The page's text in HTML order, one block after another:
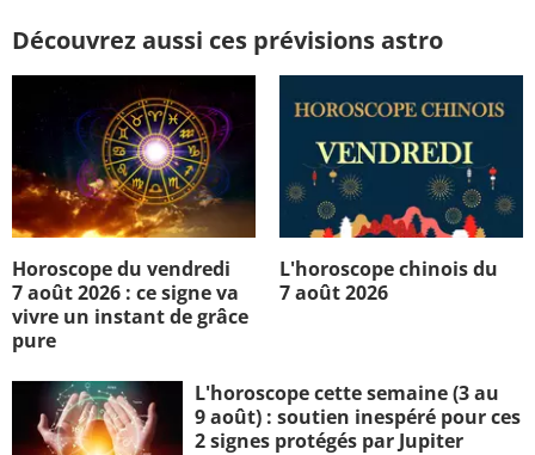
Découvrez aussi ces prévisions astro
Horoscope du vendredi
7 août 2026 : ce signe va
vivre un instant de grâce
pure
L'horoscope chinois du
7 août 2026
L'horoscope cette semaine (3 au
9 août) : soutien inespéré pour ces
2 signes protégés par Jupiter